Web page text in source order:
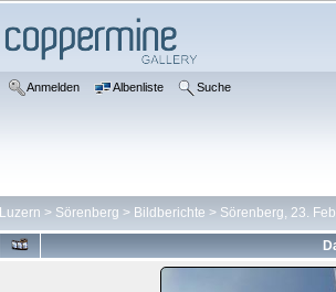
Anmelden Albenliste Suche
Luzern > Sörenberg > Bildberichte > Sörenberg, 23.